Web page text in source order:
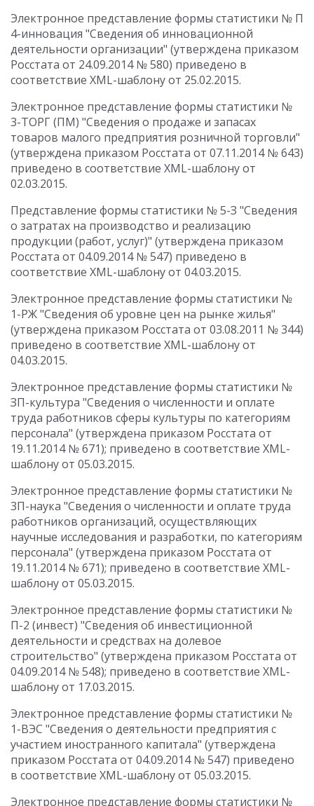
Электронное представление формы статистики № П
4-инновация "Сведения об инновационной
деятельности организации" (утверждена приказом
Росстата от 24.09.2014 № 580) приведено в
соответствие XML-шаблону от 25.02.2015.
Электронное представление формы статистики №
3-ТОРГ (ПМ) "Сведения о продаже и запасах
товаров малого предприятия розничной торговли"
(утверждена приказом Росстата от 07.11.2014 № 643)
приведено в соответствие XML-шаблону от
02.03.2015.
Представление формы статистики № 5-З "Сведения
о затратах на производство и реализацию
продукции (работ, услуг)" (утверждена приказом
Росстата от 04.09.2014 № 547) приведено в
соответствие XML-шаблону от 04.03.2015.
Электронное представление формы статистики №
1-РЖ "Сведения об уровне цен на рынке жилья"
(утверждена приказом Росстата от 03.08.2011 № 344)
приведено в соответствие XML-шаблону от
04.03.2015.
Электронное представление формы статистики №
ЗП-культура "Сведения о численности и оплате
труда работников сферы культуры по категориям
персонала" (утверждена приказом Росстата от
19.11.2014 № 671); приведено в соответствие XML-
шаблону от 05.03.2015.
Электронное представление формы статистики №
3П-наука "Сведения о численности и оплате труда
работников организаций, осуществляющих
научные исследования и разработки, по категориям
персонала" (утверждена приказом Росстата от
19.11.2014 № 671); приведено в соответствие XML-
шаблону от 05.03.2015.
Электронное представление формы статистики №
П-2 (инвест) "Сведения об инвестиционной
деятельности и средствах на долевое
строительство" (утверждена приказом Росстата от
04.09.2014 № 548); приведено в соответствие XML-
шаблону от 17.03.2015.
Электронное представление формы статистики №
1-ВЭС "Сведения о деятельности предприятия с
участием иностранного капитала" (утверждена
приказом Росстата от 04.09.2014 № 547) приведено
в соответствие XML-шаблону от 05.03.2015.
Электронное представление формы статистики №